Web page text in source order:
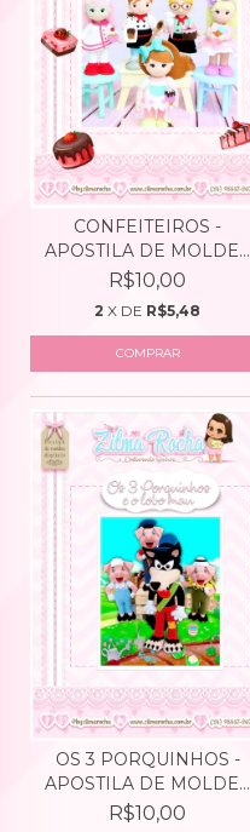
CONFEITEIROS -
APOSTILA DE MOLDES
DIGITA...
R$10,00
2 X DE R$5,48
OS 3 PORQUINHOS -
APOSTILA DE MOLDES
DIG...
R$10,00